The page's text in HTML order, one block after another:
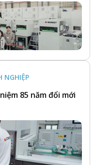
NGHIỆP
85 năm đổi mới